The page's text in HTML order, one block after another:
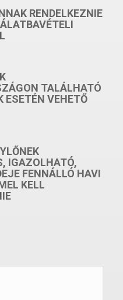
RENDELKEZNIE
TALÁLHATÓ
ESETÉN VEHETŐ
IGAZOLHATÓ,
FENNÁLLÓ HAVI
KELL